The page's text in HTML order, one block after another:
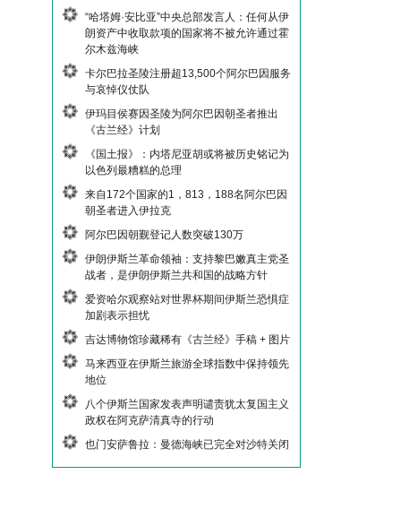
“哈塔姆·安比亚”中央总部发言人：任何从伊
朗资产中收取款项的国家将不被允许通过霍
尔木兹海峡
卡尔巴拉圣陵注册超13,500个阿尔巴因服务
与哀悼仪仗队
伊玛目侯赛因圣陵为阿尔巴因朝圣者推出
《古兰经》计划
《国土报》：内塔尼亚胡或将被历史铭记为
以色列最糟糕的总理
来自172个国家的1，813，188名阿尔巴因
朝圣者进入伊拉克
阿尔巴因朝觐登记人数突破130万
伊朗伊斯兰革命领袖：支持黎巴嫩真主党圣
战者，是伊朗伊斯兰共和国的战略方针
爱资哈尔观察站对世界杯期间伊斯兰恐惧症
加剧表示担忧
吉达博物馆珍藏稀有《古兰经》手稿 + 图片
马来西亚在伊斯兰旅游全球指数中保持领先
地位
八个伊斯兰国家发表声明谴责犹太复国主义
政权在阿克萨清真寺的行动
也门安萨鲁拉：曼德海峡已完全对沙特关闭